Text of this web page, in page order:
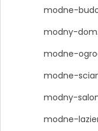
modne-
modny-
modne-
modne-
modny-
modne-